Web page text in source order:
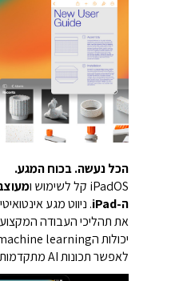
הכל נעשה. בכוח המגע.
iPadOS קל לשימוש ו
ה-iPad
. ניווט מגע
לאפשר תכונות AI מתקדמות במגוון רחב של אפליקציות.